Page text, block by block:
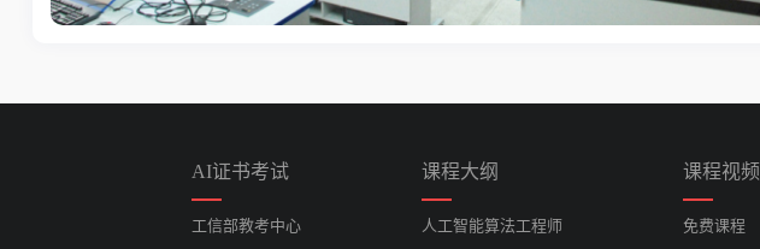
AI证书考试
工信部教考中心
课程大纲
人工智能算法工程师
课程视频
免费课程